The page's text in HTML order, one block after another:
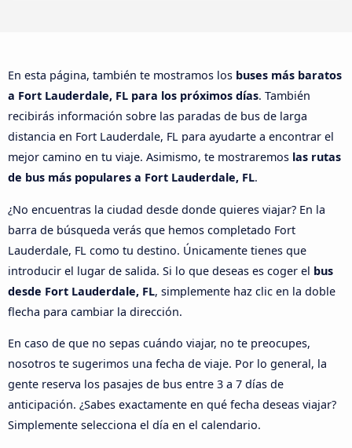
En esta página, también te mostramos los buses más baratos
a Fort Lauderdale, FL para los próximos días. También
recibirás información sobre las paradas de bus de larga
distancia en Fort Lauderdale, FL para ayudarte a encontrar el
mejor camino en tu viaje. Asimismo, te mostraremos las rutas
de bus más populares a Fort Lauderdale, FL.
¿No encuentras la ciudad desde donde quieres viajar? En la
barra de búsqueda verás que hemos completado Fort
Lauderdale, FL como tu destino. Únicamente tienes que
introducir el lugar de salida. Si lo que deseas es coger el bus
desde Fort Lauderdale, FL, simplemente haz clic en la doble
flecha para cambiar la dirección.
En caso de que no sepas cuándo viajar, no te preocupes,
nosotros te sugerimos una fecha de viaje. Por lo general, la
gente reserva los pasajes de bus entre 3 a 7 días de
anticipación. ¿Sabes exactamente en qué fecha deseas viajar?
Simplemente selecciona el día en el calendario.